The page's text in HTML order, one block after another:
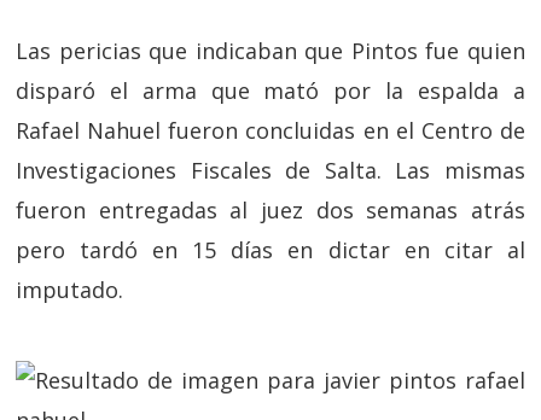
Las pericias que indicaban que Pintos fue quien
disparó el arma que mató por la espalda a
Rafael Nahuel fueron concluidas en el Centro de
Investigaciones Fiscales de Salta. Las mismas
fueron entregadas al juez dos semanas atrás
pero tardó en 15 días en dictar en citar al
imputado.